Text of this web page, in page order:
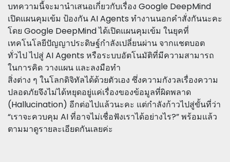
บทความนี้จะมานำเสนอเกี่ยวกับเรื่อง Google DeepMind
เปิดแผนคุมเข้ม ป้องกัน AI Agents ทำงานนอกคำสั่งกันนะคะ
โดย Google DeepMind ได้เปิดแผนคุมเข้ม ในยุคที่
เทคโนโลยีปัญญาประดิษฐ์กำลังเปลี่ยนผ่าน จากแชตบอต
ทั่วไป ไปสู่ AI Agents หรือระบบอัตโนมัติที่มีความสามารถ
ในการคิด วางแผน และลงมือทำ
สิ่งต่าง ๆ ในโลกดิจิทัลได้ด้วยตัวเอง ซึ่งความกังวลเรื่องความ
ปลอดภัยจึงไม่ได้หยุดอยู่แค่เรื่องของข้อมูลที่ผิดพลาด
(Hallucination) อีกต่อไปแล้วนะคะ แต่กำลังก้าวไปสู่ขั้นที่ว่า
“เราจะควบคุม AI ที่อาจไม่เชื่อฟังเราได้อย่างไร?” พร้อมแล้ว
ตามมาดูรายละเอียดกันเลยค่ะ